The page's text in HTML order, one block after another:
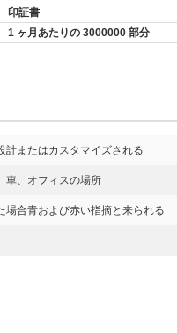
印証書
1 ヶ月あたりの 3000000 部分
計またはカスタマイズされる
車、オフィスの場所
場合青および赤い指摘と来られる